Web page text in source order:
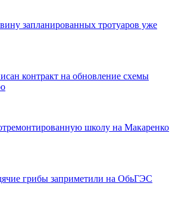
запланированных тротуаров уже
контракт на обновление схемы
школу на Макаренко
грибы заприметили на ОбьГЭС